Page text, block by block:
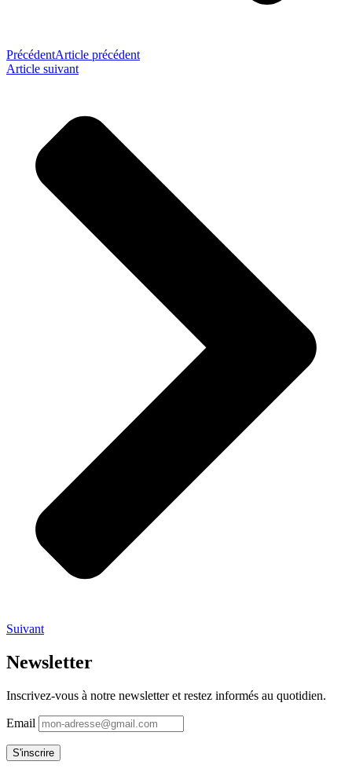
PrécédentArticle précédent
Article suivant
Suivant
Newsletter
Inscrivez-vous à notre newsletter et restez informés au quotidien.
Email